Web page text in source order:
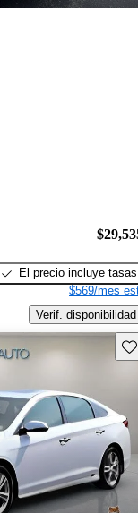
El precio incluye tasas
$569/mes
Verif. disponibilidad